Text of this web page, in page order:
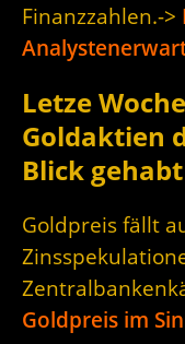
Finanzzahlen.->
Letze
Goldaktien
Blick gehabt
Goldpreis fällt
Goldpreis im